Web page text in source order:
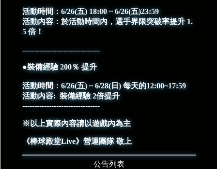
活動時間：6/26(五) 18:00 ~ 6/26(五)23:59
活動內容：於活動時間內，選手界限突破率提升 1.
5 倍！
--------------------------------
●裝備經驗 200％ 提升
活動時間：6/26(五) ~ 6/28(日) 每天的12:00~17:59
活動內容: 裝備經驗 2倍提升
--------------------------------
※以上實際內容請以遊戲內為主
《棒球殿堂Live》營運團隊 敬上
公告列表